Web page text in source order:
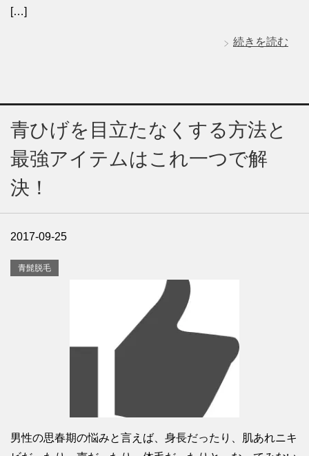
[…]
続きを読む
青ひげを目立たなくする方法と
最強アイテムはこれ一つで解
決！
2017-09-25
青髭脱毛
男性の思春期の悩みと言えば、身長だったり、肌あれニキ